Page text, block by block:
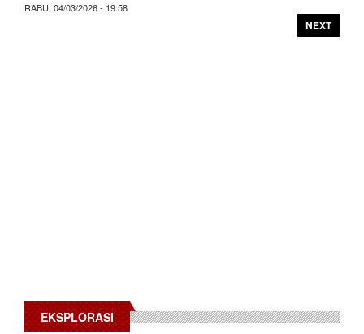
RABU, 04/03/2026 - 19:58
NEXT
EKSPLORASI